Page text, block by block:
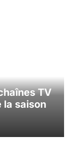
TV
la saison